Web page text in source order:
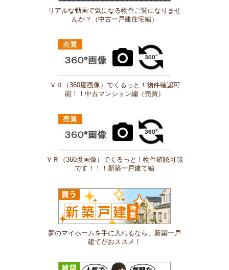
リアルな動画で気になる物件ご覧になりませ
んか？（中古一戸建住宅編）
ＶＲ（360度画像）でくるっと！物件確認可
能！！中古マンション編（売買）
ＶＲ（360度画像）でくるっと！物件確認可能
です！！！新築一戸建て編
夢のマイホームを手に入れるなら、新築一戸
建てがおススメ！